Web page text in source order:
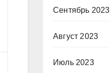
Сентябрь 2023
Август 2023
Июль 2023